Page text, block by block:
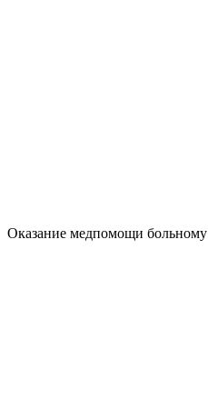
Оказание медпомощи больному